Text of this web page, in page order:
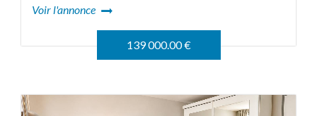
Voir l'annonce
139 000.00 €